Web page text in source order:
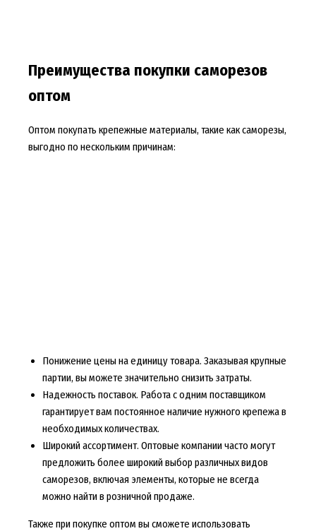
Преимущества покупки саморезов
оптом
Оптом покупать крепежные материалы, такие как саморезы,
выгодно по нескольким причинам:
Понижение цены на единицу товара. Заказывая крупные
партии, вы можете значительно снизить затраты.
Надежность поставок. Работа с одним поставщиком
гарантирует вам постоянное наличие нужного крепежа в
необходимых количествах.
Широкий ассортимент. Оптовые компании часто могут
предложить более широкий выбор различных видов
саморезов, включая элементы, которые не всегда
можно найти в розничной продаже.
Также при покупке оптом вы сможете использовать